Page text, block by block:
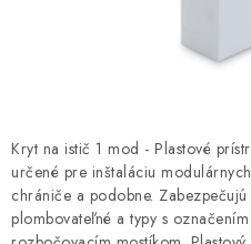
ELEKTRICKÉ VYKUROVANIE
SVIETIDLÁ A SVETELNÉ
ÚLOŽNÝ MATERIÁL
Kryt na istič 1 mod - Plastové
určené pre inštaláciu
chrániče a podobne.
plombovateľné a typy s